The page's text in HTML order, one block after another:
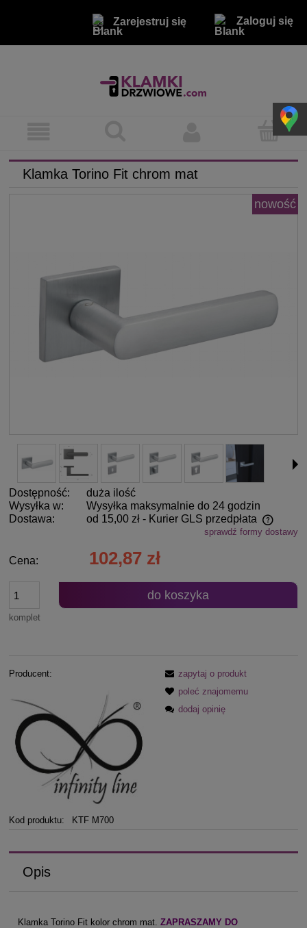
Zarejestruj się Zaloguj się
Klamka Torino Fit chrom mat
nowość
Dostępność:
duża ilość
Wysyłka w:
Wysyłka maksymalnie do 24 godzin
Dostawa:
od 15,00 zł - Kurier GLS przedpłata
Cena nie zawiera ewentualnych kosztów płatnościsprawdź formy dostawy
Cena: 102,87 zł
komplet
do koszyka
Producent:
Kod produktu: KTF M700
zapytaj o produkt
poleć znajomemu
dodaj opinię
Opis
Klamka Torino Fit kolor chrom mat. ZAPRASZAMY DO